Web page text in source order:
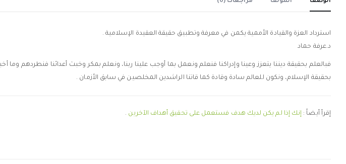
استرداد العزة والقيادة الأممية يكمن في معرفة وتطبيق حقيقة العقيدة الإسلامية .
د.عرفة حماد
فبالعلم بحقيقة ديننا يتعزز وعينا وإدراكنا فنعلم ونعمل بما أوجب علينا ربنا، ونعلم بمكر وخبث أعدائنا فنطردهم وما
بحقيقة الإسلام، ونكون للعالم سادة وقادة كما قاتنا الراشدين المخلصين في سابق الأزمان .
إقرأ أيضاً : إنك إذا لم يكن لديك هدف فستعمل على تحقيق أهداف الآخرين .